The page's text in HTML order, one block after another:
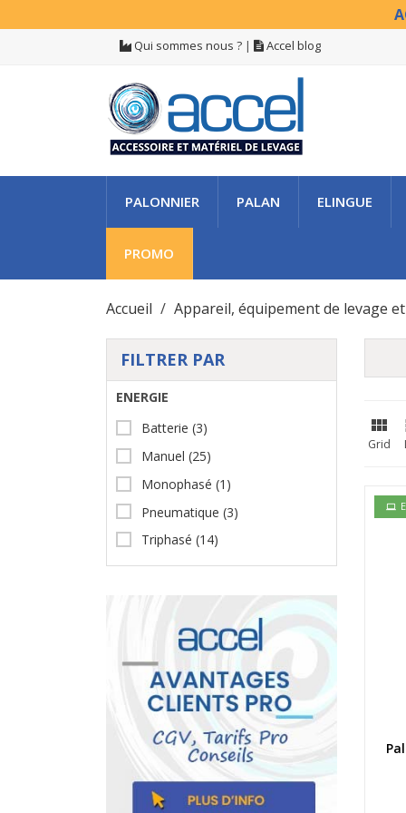
Qui sommes nous ? | Accel blog
PALONNIER PALAN ELINGUE
PROMO
Accueil Appareil, équipement de levage
FILTRER PAR
ENERGIE
Batterie (3)
Manuel (25)
Monophasé (1)
Pneumatique (3)
Triphasé (14)

Grid